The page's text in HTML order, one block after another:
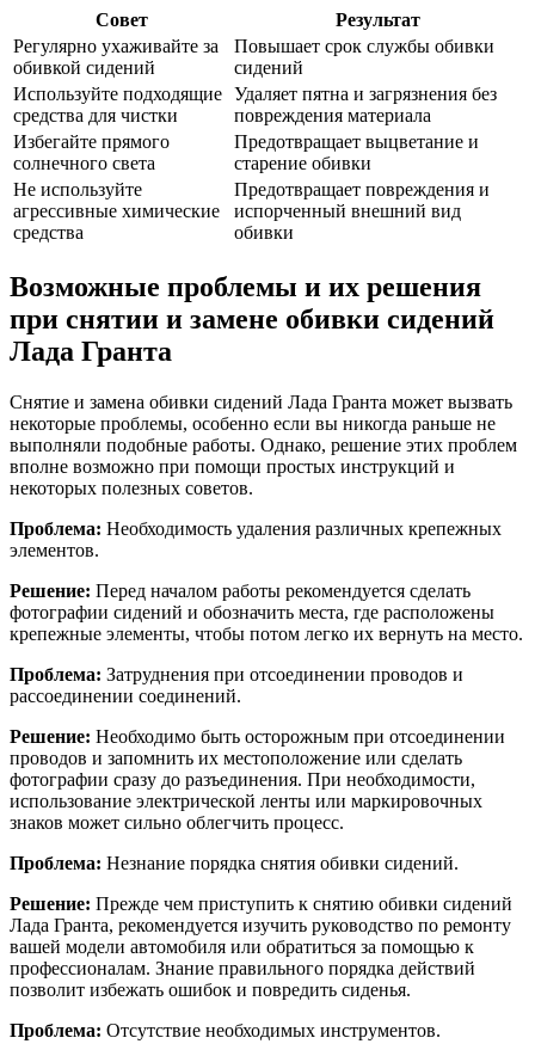
Совет
Результат
Регулярно ухаживайте за
обивкой сидений
Повышает срок службы обивки
сидений
Используйте подходящие
средства для чистки
Удаляет пятна и загрязнения без
повреждения материала
Избегайте прямого
солнечного света
Предотвращает выцветание и
старение обивки
Не используйте
агрессивные химические
средства
Предотвращает повреждения и
испорченный внешний вид
обивки
Возможные проблемы и их решения
при снятии и замене обивки сидений
Лада Гранта
Снятие и замена обивки сидений Лада Гранта может вызвать
некоторые проблемы, особенно если вы никогда раньше не
выполняли подобные работы. Однако, решение этих проблем
вполне возможно при помощи простых инструкций и
некоторых полезных советов.
Проблема: Необходимость удаления различных крепежных
элементов.
Решение: Перед началом работы рекомендуется сделать
фотографии сидений и обозначить места, где расположены
крепежные элементы, чтобы потом легко их вернуть на место.
Проблема: Затруднения при отсоединении проводов и
рассоединении соединений.
Решение: Необходимо быть осторожным при отсоединении
проводов и запомнить их местоположение или сделать
фотографии сразу до разъединения. При необходимости,
использование электрической ленты или маркировочных
знаков может сильно облегчить процесс.
Проблема: Незнание порядка снятия обивки сидений.
Решение: Прежде чем приступить к снятию обивки сидений
Лада Гранта, рекомендуется изучить руководство по ремонту
вашей модели автомобиля или обратиться за помощью к
профессионалам. Знание правильного порядка действий
позволит избежать ошибок и повредить сиденья.
Проблема: Отсутствие необходимых инструментов.